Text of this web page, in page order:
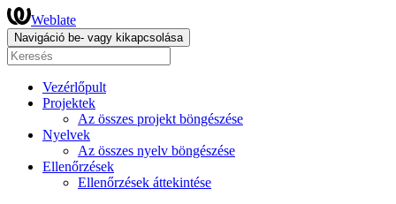
Weblate
Navigáció be- vagy kikapcsolása
Vezérlőpult
Projektek
Az összes projekt böngészése
Nyelvek
Az összes nyelv böngészése
Ellenőrzések
Ellenőrzések áttekintése